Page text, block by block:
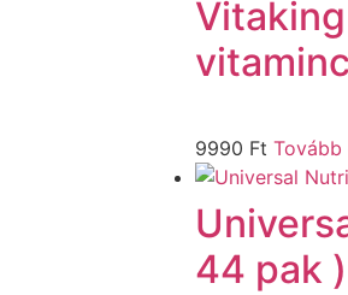
9990 Ft Tovább
44 pak )